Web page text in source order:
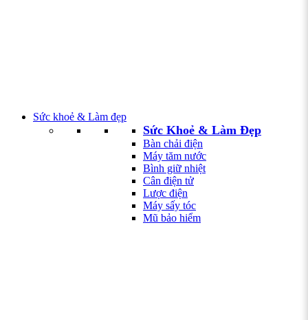
Sức khoẻ & Làm đẹp
Sức Khoẻ & Làm Đẹp
Bàn chải điện
Máy tăm nước
Bình giữ nhiệt
Cân điện tử
Lược điện
Máy sấy tóc
Mũ bảo hiểm